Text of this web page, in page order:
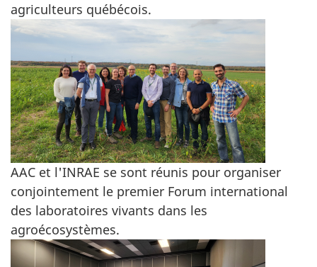
agriculteurs québécois.
AAC et l'INRAE se sont réunis pour organiser
conjointement le premier Forum international
des laboratoires vivants dans les
agroécosystèmes.